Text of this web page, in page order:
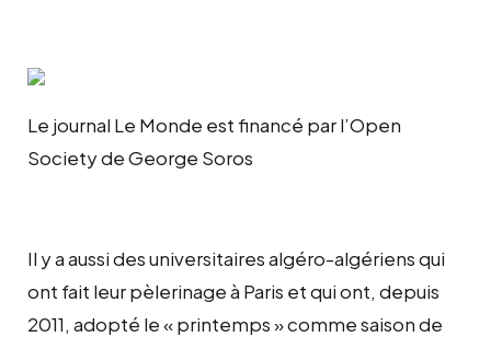
Le journal Le Monde est financé par l’Open
Society de George Soros
Il y a aussi des universitaires algéro-algériens qui
ont fait leur pèlerinage à Paris et qui ont, depuis
2011, adopté le « printemps » comme saison de